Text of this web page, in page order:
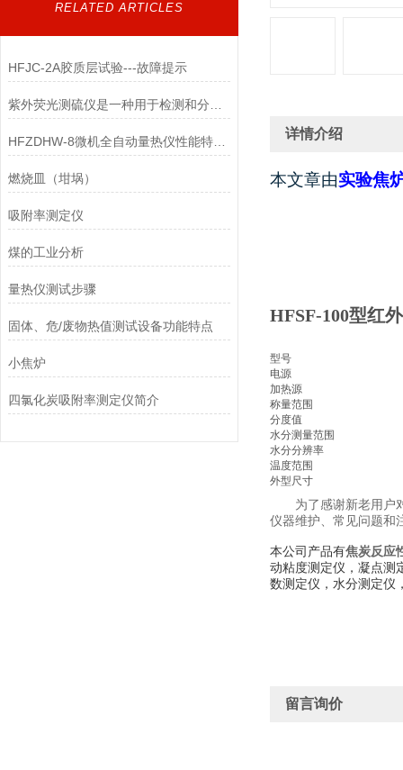
RELATED ARTICLES
HFJC-2A胶质层试验---故障提示
HFZDHW-8微机全自动量热仪性能特点及技术参数
燃烧皿（坩埚）
吸附率测定仪
煤的工业分析
量热仪测试步骤
固体、危/废物热值测试设备功能特点
小焦炉
四氯化炭吸附率测定仪简介
详情介绍
本文章由实验焦
HFSF-100型红
型号
电源
加热源
称量范围
分度值
水分测量范围
水分分辨率
温度范围
外型尺寸
为了感谢新老用户
仪器维护、常见问题和
本公司产品有焦炭反应
动粘度测定仪， 凝点测
数测定仪，水分测定仪
留言询价